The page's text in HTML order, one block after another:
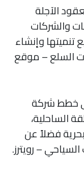
الآجلة
والشركات
وإنشاء
السلع – موقع
خطط شركة
الساحلية،
فضلاً عن
– رويترز.